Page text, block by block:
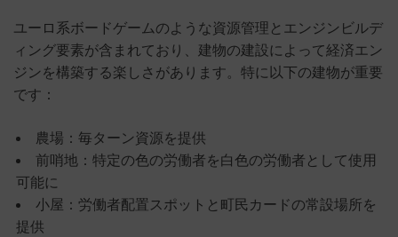
ユーロ系ボードゲームのような資源管理とエンジンビルデ
ィング要素が含まれており、建物の建設によって経済エン
ジンを構築する楽しさがあります。特に以下の建物が重要
です：
農場：毎ターン資源を提供
前哨地：特定の色の労働者を白色の労働者として使用
可能に
小屋：労働者配置スポットと町民カードの常設場所を
提供